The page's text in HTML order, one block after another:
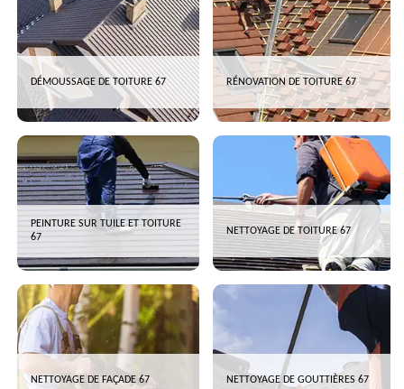
DÉMOUSSAGE DE TOITURE 67 RÉNOVATION DE TOITURE 67
PEINTURE SUR TUILE ET TOITURE
67
NETTOYAGE DE TOITURE 67
NETTOYAGE DE FAÇADE 67 NETTOYAGE DE GOUTTIÈRES 67